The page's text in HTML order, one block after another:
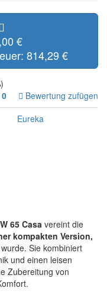
€
814,29 €
)
0
Bewertung zufügen
Eureka
65 Casa vereint die
kompakten Version,
Sie kombiniert
und einen leisen
Zubereitung von